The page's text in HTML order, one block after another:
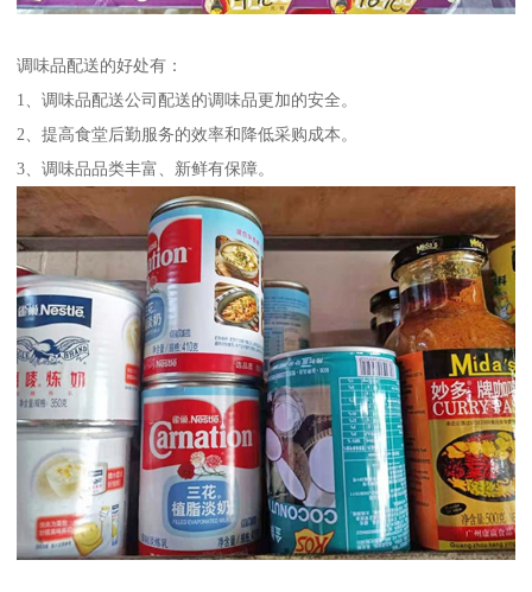
调味品配送的好处有：
1、调味品配送公司配送的调味品更加的安全。
2、提高食堂后勤服务的效率和降低采购成本。
3、调味品品类丰富、新鲜有保障。